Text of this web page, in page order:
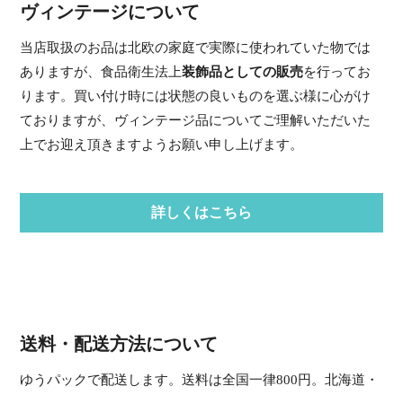
ヴィンテージについて
当店取扱のお品は北欧の家庭で実際に使われていた物では
ありますが、食品衛生法上装飾品としての販売を行ってお
ります。買い付け時には状態の良いものを選ぶ様に心がけ
ておりますが、ヴィンテージ品についてご理解いただいた
上でお迎え頂きますようお願い申し上げます。
詳しくはこちら
送料・配送方法について
ゆうパックで配送します。送料は全国一律800円。北海道・